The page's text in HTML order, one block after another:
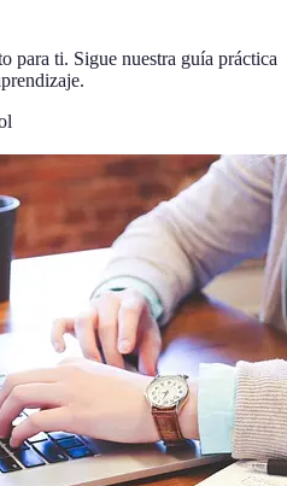
para ti. Sigue nuestra guía práctica